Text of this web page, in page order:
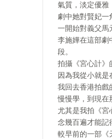
氣質，淡定優雅
劇中她對賢妃一
一開始對義父馬
李施嬅在這部劇
段。
拍攝《宮心計》
因為我從小就是
我回去香港拍戲
慢慢學，到現在
尤其是我拍《
念幾百遍才能記
較早前的一部《